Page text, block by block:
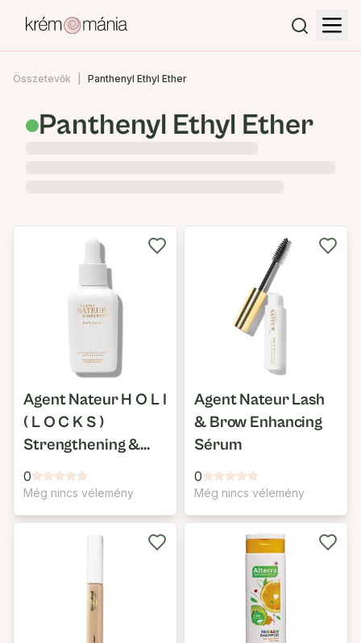
Összetevők Panthenyl Ethyl Ether
Panthenyl Ethyl Ether
Agent Nateur H O L I
( L O C K S )
Strengthening &
Detangling & Anti-
Hair Fall Serum
0
Még nincs vélemény
Agent Nateur Lash
& Brow Enhancing
Sérum
0
Még nincs vélemény